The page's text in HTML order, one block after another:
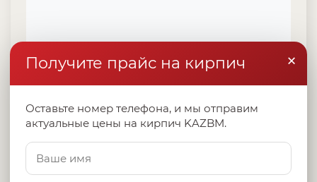
×
Получите прайс на кирпич
Оставьте номер телефона, и мы отправим
актуальные цены на кирпич KAZBM.